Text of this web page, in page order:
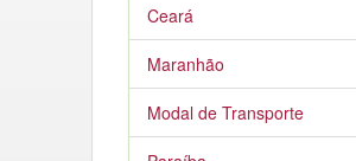
Ceará
Maranhão
Modal de Transporte